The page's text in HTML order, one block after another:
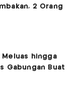
2 Orang
Meluas hingga
Gabungan Buat